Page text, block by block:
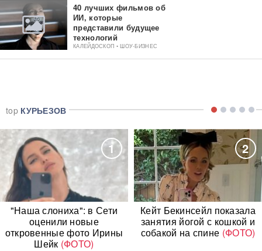
40 лучших фильмов об
ИИ, которые
представили будущее
технологий
КАЛЕЙДОСКОП • ШОУ-БИЗНЕС
top КУРЬЕЗОВ
1
"Наша слониха": в Сети
оценили новые
откровенные фото Ирины
Шейк (ФОТО)
2
Кейт Бекинсейл показала
занятия йогой с кошкой и
собакой на спине (ФОТО)